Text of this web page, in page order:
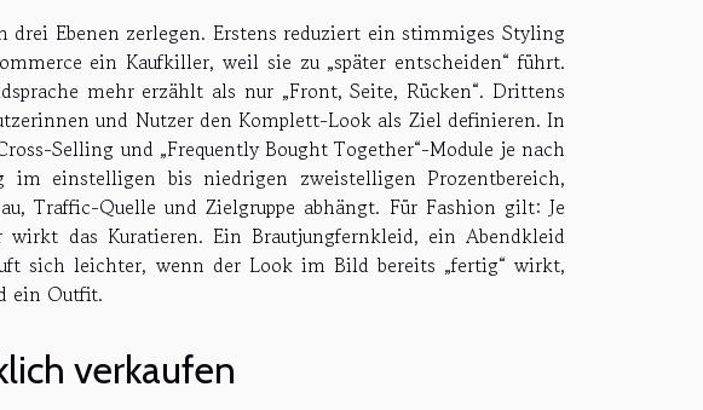
Ebenen zerlegen. Erstens reduziert ein stimmiges Styling
ein Kaufkiller, weil sie zu „später entscheiden“ führt.
mehr erzählt als nur „Front, Seite, Rücken“. Drittens
und Nutzer den Komplett-Look als Ziel definieren. In
Selling und „Frequently Bought Together“-Module je nach
im einstelligen bis niedrigen zweistelligen Prozentbereich,
Traffic-Quelle und Zielgruppe abhängt. Für Fashion gilt: Je
wirkt das Kuratieren. Ein Brautjungfernkleid, ein Abendkleid
sich leichter, wenn der Look im Bild bereits „fertig“ wirkt,
ein Outfit.
verkaufen